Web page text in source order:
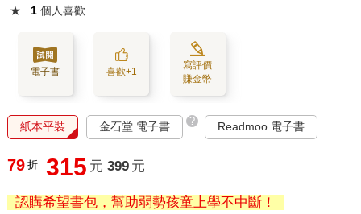
★
1 個人喜歡
電子書 喜歡+1
寫評價
賺金幣
紙本平裝 金石堂 電子書 ? Readmoo 電子書
79 折 315 元 399 元
認購希望書包，幫助弱勢孩童上學不中斷！